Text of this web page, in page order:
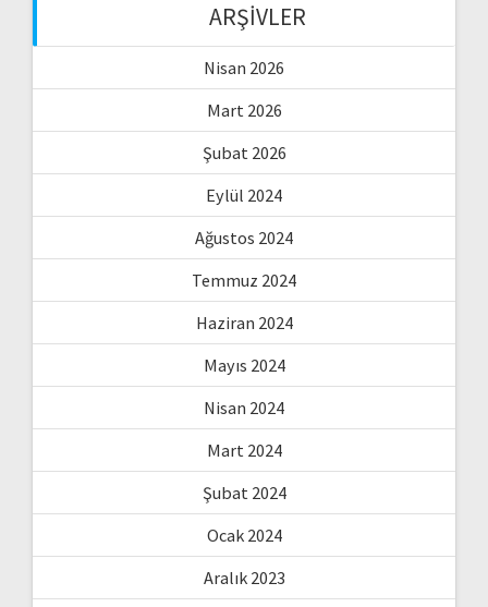
ARŞIVLER
Nisan 2026
Mart 2026
Şubat 2026
Eylül 2024
Ağustos 2024
Temmuz 2024
Haziran 2024
Mayıs 2024
Nisan 2024
Mart 2024
Şubat 2024
Ocak 2024
Aralık 2023